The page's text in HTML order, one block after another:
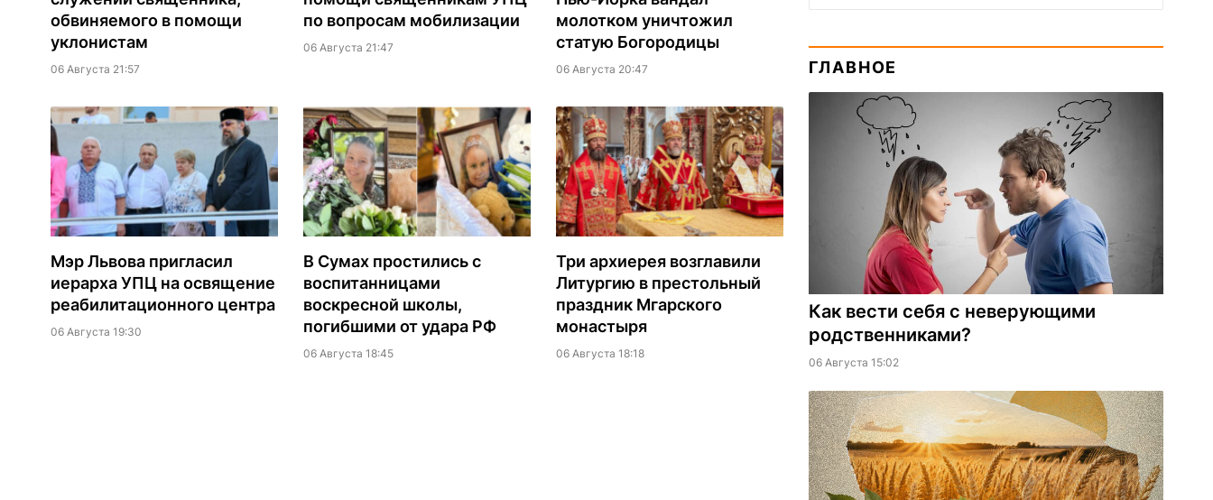
обвиняемого в помощи
уклонистам
06 Августа 21:57
по вопросам мобилизации
06 Августа 21:47
молотком уничтожил
статую Богородицы
06 Августа 20:47
Мэр Львова пригласил
иерарха УПЦ на освящение
реабилитационного центра
06 Августа 19:30
В Сумах простились с
воспитанницами
воскресной школы,
погибшими от удара РФ
06 Августа 18:45
Три архиерея возглавили
Литургию в престольный
праздник Мгарского
монастыря
06 Августа 18:18
ГЛАВНОЕ
Как вести себя с неверующими
родственниками?
06 Августа 15:02